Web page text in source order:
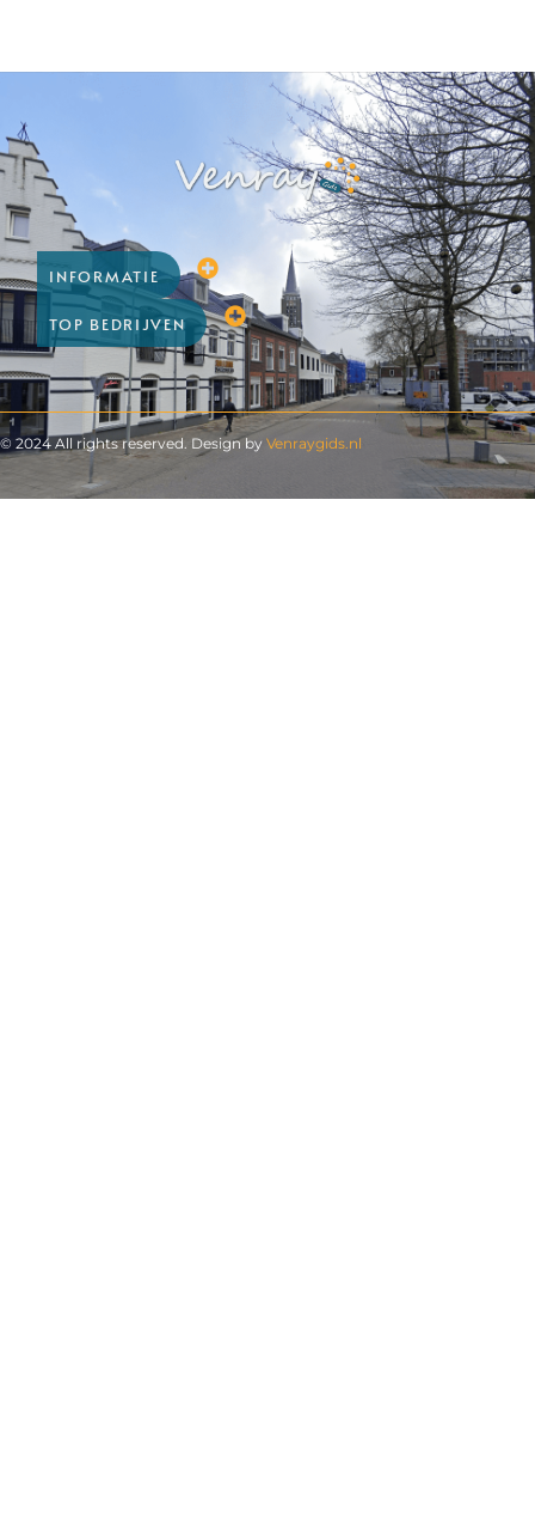
INFORMATIE
TOP BEDRIJVEN
© 2024 All rights reserved. Design by Venraygids.nl